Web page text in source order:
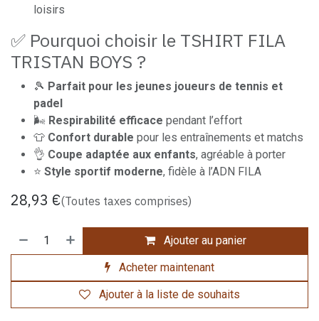
loisirs
✅ Pourquoi choisir le TSHIRT FILA
TRISTAN BOYS ?
🎾 Parfait pour les jeunes joueurs de tennis et
padel
🌬️ Respirabilité efficace pendant l’effort
👕 Confort durable pour les entraînements et matchs
👌 Coupe adaptée aux enfants, agréable à porter
⭐ Style sportif moderne, fidèle à l’ADN FILA
28,93 €(Toutes taxes comprises)
Ajouter au panier
Acheter maintenant
Ajouter à la liste de souhaits